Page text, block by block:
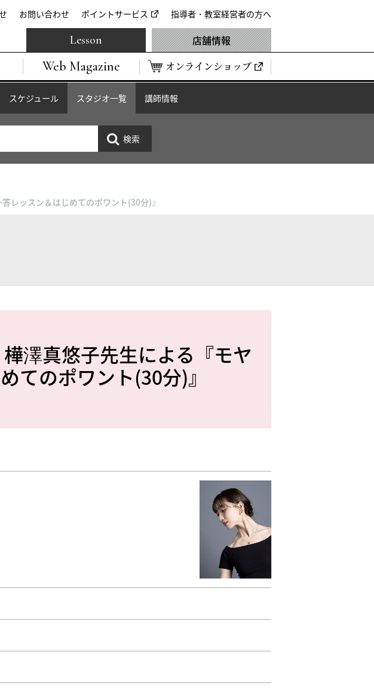
お問い合わせ ポイントサービス 指導者・教室経営者の方へ
Web Magazine オンラインショップ
Lesson 店舗情報
スケジュール スタジオ一覧 講師情報
レッスン＆はじめてのポワント(30分)』
澤真悠子先生による『モヤ
てのポワント(30分)』